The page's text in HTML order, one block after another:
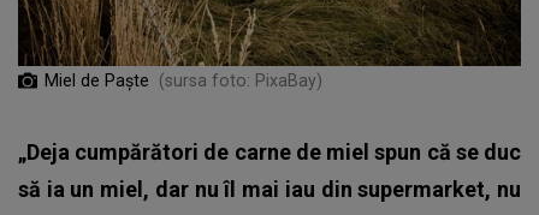
Miel de Paște (sursa foto: PixaBay)
„Deja cumpărători de carne de miel spun că se duc
să ia un miel, dar nu îl mai iau din supermarket, nu